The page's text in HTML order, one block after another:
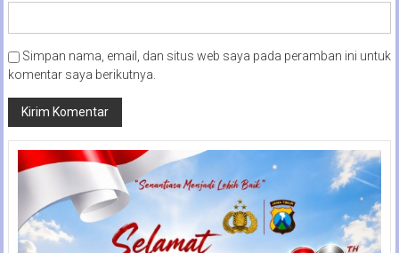
Simpan nama, email, dan situs web saya pada peramban ini untuk
komentar saya berikutnya.